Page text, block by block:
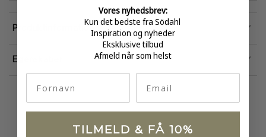
Egenskaber
Produktinformation
Vores nyhedsbrev:
Kun det bedste fra Södahl
Inspiration og nyheder
Eksklusive tilbud
Afmeld når som helst
TILMELD & FÅ 10%